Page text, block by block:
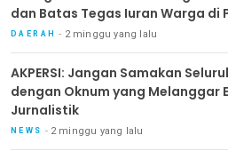
dan Batas Tegas Iuran Warga di
Benowo
DAERAH 2 minggu yang lalu
AKPERSI: Jangan Samakan
dengan Oknum yang Melanggar
Jurnalistik
NEWS 2 minggu yang lalu